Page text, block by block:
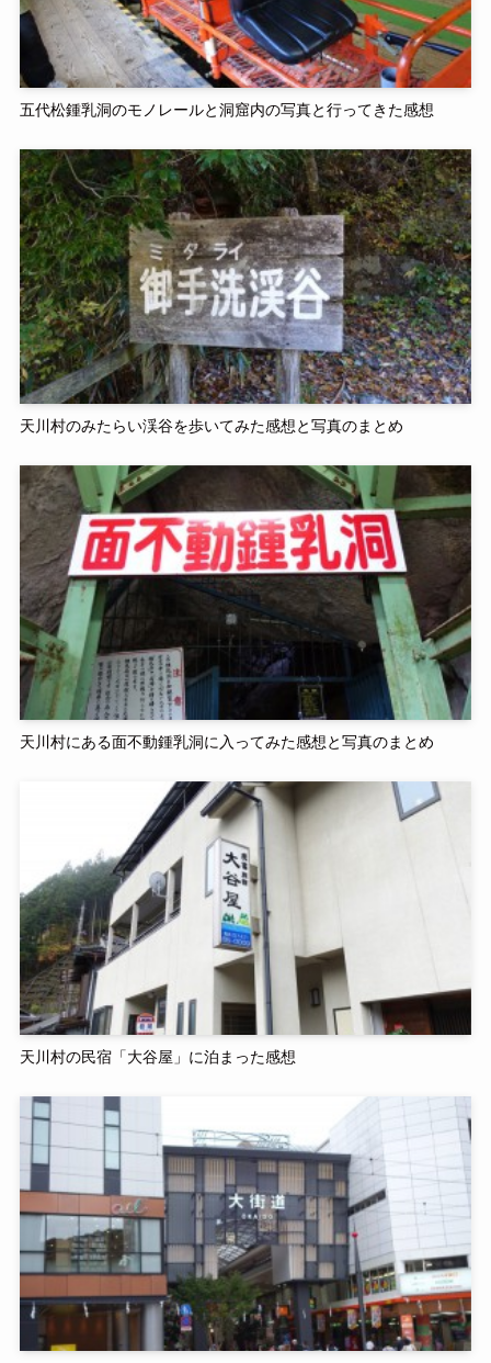
五代松鍾乳洞のモノレールと洞窟内の写真と行ってきた感想
天川村のみたらい渓谷を歩いてみた感想と写真のまとめ
天川村にある面不動鍾乳洞に入ってみた感想と写真のまとめ
天川村の民宿「大谷屋」に泊まった感想